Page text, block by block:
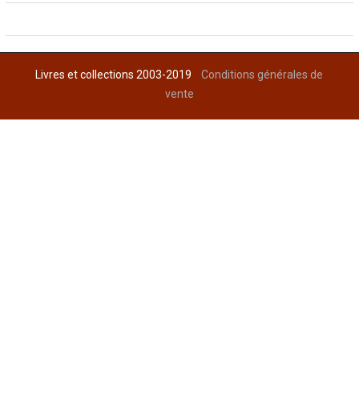
Livres et collections 2003-2019Conditions générales de
vente